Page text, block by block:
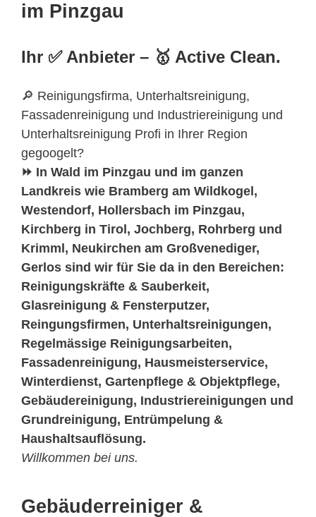
im Pinzgau
Ihr ✅ Anbieter – 🥇 Active Clean.
🔎 Reinigungsfirma, Unterhaltsreinigung,
Fassadenreinigung und Industriereinigung und
Unterhaltsreinigung Profi in Ihrer Region
gegoogelt?
⏩ In Wald im Pinzgau und im ganzen
Landkreis wie Bramberg am Wildkogel,
Westendorf, Hollersbach im Pinzgau,
Kirchberg in Tirol, Jochberg, Rohrberg und
Krimml, Neukirchen am Großvenediger,
Gerlos sind wir für Sie da in den Bereichen:
Reinigungskräfte & Sauberkeit,
Glasreinigung & Fensterputzer,
Reingungsfirmen, Unterhaltsreinigungen,
Regelmässige Reinigungsarbeiten,
Fassadenreinigung, Hausmeisterservice,
Winterdienst, Gartenpflege & Objektpflege,
Gebäudereinigung, Industriereinigungen und
Grundreinigung, Entrümpelung &
Haushaltsauflösung.
Willkommen bei uns.
Gebäuderreiniger &